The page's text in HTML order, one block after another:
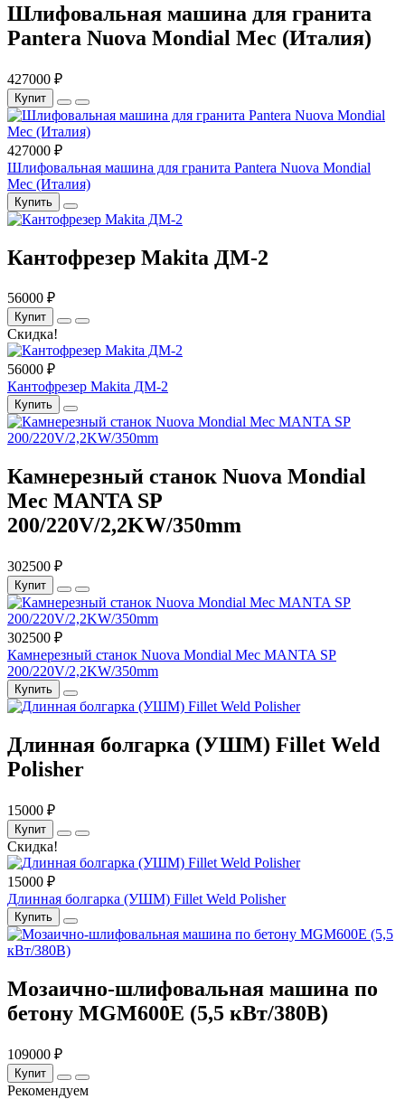
Шлифовальная машина для гранита
Pantera Nuova Mondial Mec (Италия)
427000 ₽
Купит
427000 ₽
Шлифовальная машина для гранита Pantera Nuova Mondial
Mec (Италия)
Купить
Кантофрезер Makita ДМ-2
56000 ₽
Купит
Скидка!
56000 ₽
Кантофрезер Makita ДМ-2
Купить
Камнерезный станок Nuova Mondial
Mec MANTA SP
200/220V/2,2KW/350mm
302500 ₽
Купит
302500 ₽
Камнерезный станок Nuova Mondial Mec MANTA SP
200/220V/2,2KW/350mm
Купить
Длинная болгарка (УШМ) Fillet Weld
Polisher
15000 ₽
Купит
Скидка!
15000 ₽
Длинная болгарка (УШМ) Fillet Weld Polisher
Купить
Мозаично-шлифовальная машина по
бетону MGM600Е (5,5 кВт/380В)
109000 ₽
Купит
Рекомендуем